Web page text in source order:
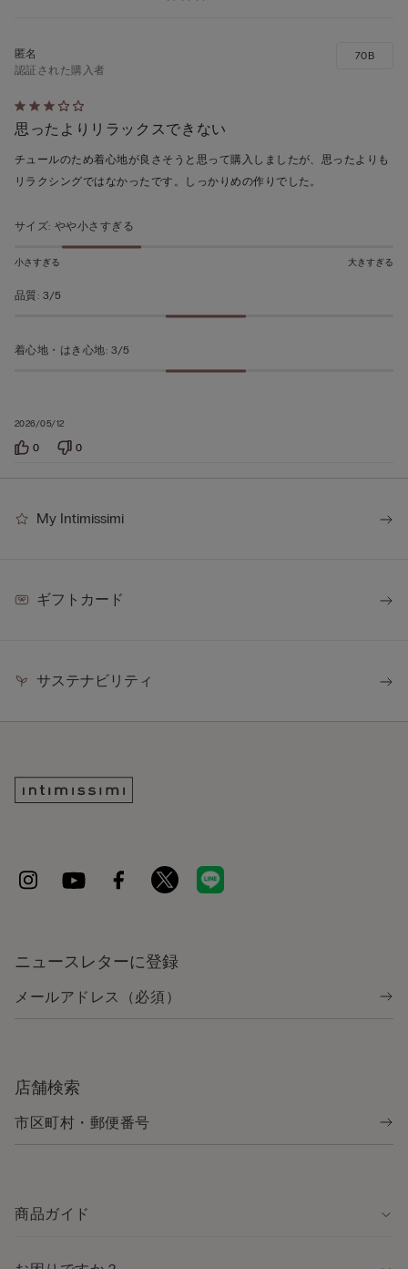
5
段
階
の
ち
の
価
2026/05/12
認証された購入者
思ったよりリラックスできない
チュールのため着心地が良さそうと思って購入しましたが、思ったよりも
リラクシングではなかったです。しっかりめの作りでした。
70B
サイズ: やや小さすぎる
小さすぎる 大きすぎる
品質: 3/5
着心地・はき心地: 3/5
0 0
My Intimissimi
ギフトカード
サステナビリティ
ニュースレターに登録
店舗検索
商品ガイド